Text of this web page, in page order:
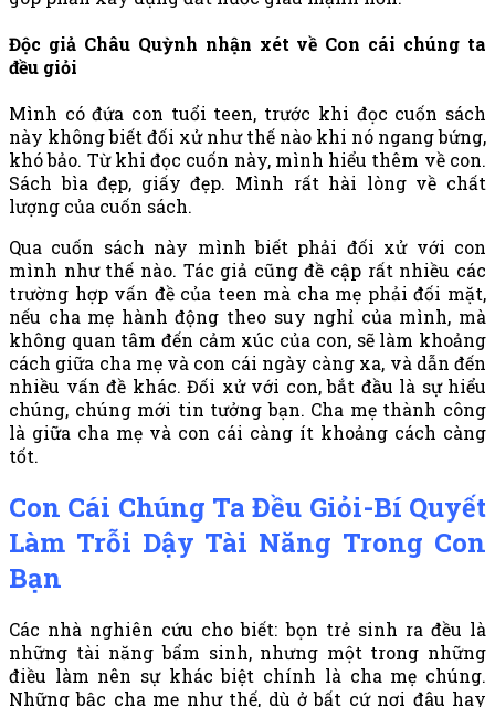
Độc giả Châu Quỳnh nhận xét về Con cái chúng ta
đều giỏi
Mình có đứa con tuổi teen, trước khi đọc cuốn sách
này không biết đối xử như thế nào khi nó ngang bứng,
khó bảo. Từ khi đọc cuốn này, mình hiểu thêm về con.
Sách bìa đẹp, giấy đẹp. Mình rất hài lòng về chất
lượng của cuốn sách.
Qua cuốn sách này mình biết phải đối xử với con
mình như thế nào. Tác giả cũng đề cập rất nhiều các
trường hợp vấn đề của teen mà cha mẹ phải đối mặt,
nếu cha mẹ hành động theo suy nghỉ của mình, mà
không quan tâm đến cảm xúc của con, sẽ làm khoảng
cách giữa cha mẹ và con cái ngày càng xa, và dẫn đến
nhiều vấn đề khác. Đối xử với con, bắt đầu là sự hiểu
chúng, chúng mới tin tưởng bạn. Cha mẹ thành công
là giữa cha mẹ và con cái càng ít khoảng cách càng
tốt.
Con Cái Chúng Ta Đều Giỏi-Bí Quyết
Làm Trỗi Dậy Tài Năng Trong Con
Bạn
Các nhà nghiên cứu cho biết: bọn trẻ sinh ra đều là
những tài năng bẩm sinh, nhưng một trong những
điều làm nên sự khác biệt chính là cha mẹ chúng.
Những bậc cha mẹ như thế, dù ở bất cứ nơi đâu hay